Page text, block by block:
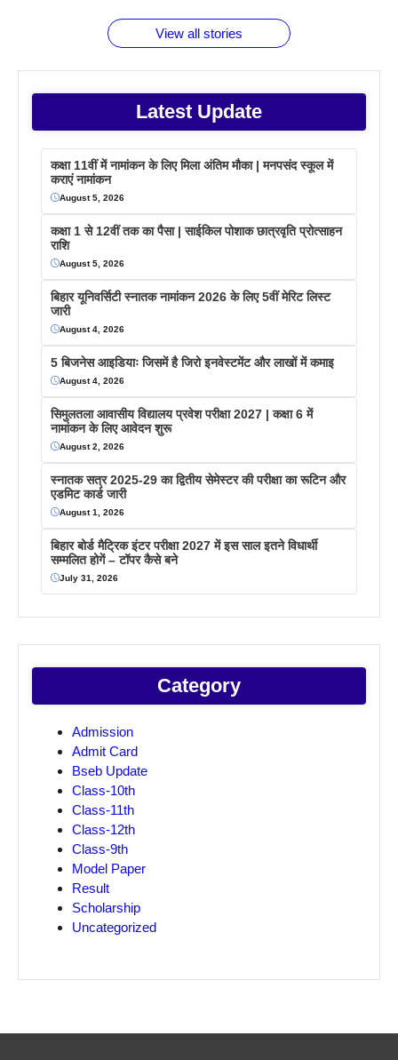
View all stories
Latest Update
कक्षा 11वीं में नामांकन के लिए मिला अंतिम मौका | मनपसंद स्कूल में
कराएं नामांकन
August 5, 2026
कक्षा 1 से 12वीं तक का पैसा | साईकिल पोशाक छात्रवृति प्रोत्साहन
राशि
August 5, 2026
बिहार यूनिवर्सिटी स्नातक नामांकन 2026 के लिए 5वीं मेरिट लिस्ट
जारी
August 4, 2026
5 बिजनेस आइडियाः जिसमें है जिरो इनवेस्टमेंट और लाखों में कमाइ
August 4, 2026
सिमुलतला आवासीय विद्यालय प्रवेश परीक्षा 2027 | कक्षा 6 में
नामांकन के लिए आवेदन शुरू
August 2, 2026
स्नातक सत्र 2025-29 का द्वितीय सेमेस्टर की परीक्षा का रूटिन और
एडमिट कार्ड जारी
August 1, 2026
बिहार बोर्ड मैट्रिक इंटर परीक्षा 2027 में इस साल इतने विधार्थी
सम्मलित होगें – टॉपर कैसे बने
July 31, 2026
Category
Admission
Admit Card
Bseb Update
Class-10th
Class-11th
Class-12th
Class-9th
Model Paper
Result
Scholarship
Uncategorized